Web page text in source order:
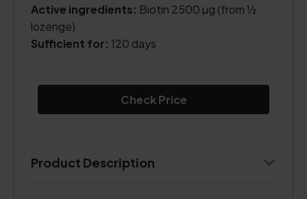
Active ingredients: Biotin 2500 µg (from ½
lozenge)
Sufficient for: 120 days
Check Price
Product Description